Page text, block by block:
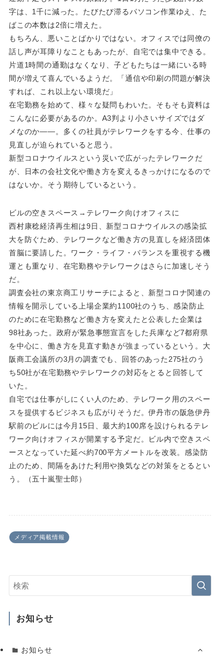
字は、1千に減った。たびたび滞るパソコン作業ゆえ、た
ばこの本数は2倍に増えた。
もちろん、悪いことばかりではない。オフィスでは同僚の
話し声が耳障りなこともあったが、自宅では集中できる。
片道1時間の通勤はなくなり、子どもたちは一緒にいる時
間が増えて喜んでいるようだ。「通信や印刷の問題が解決
すれば、これ以上ない環境だ」
在宅勤務を始めて、様々な疑問もわいた。そもそも資料は
こんなに必要があるのか。A3判より小さいサイズではダ
メなのか――。多くの社員がテレワークをする今、仕事の
見直しが迫られていると思う。
新型コロナウイルスという災いで広がったテレワークだ
が、日本の会社文化や働き方を変えるきっかけになるので
はないか。そう期待しているという。
ビルの空きスペース→テレワーク向けオフィスに
西村康稔経済再生相は9日、新型コロナウイルスの感染拡
大を防ぐため、テレワークなど働き方の見直しを経済団体
首脳に要請した。ワーク・ライフ・バランスを重視する機
運とも重なり、在宅勤務やテレワークはさらに加速しそう
だ。
調査会社の東京商工リサーチによると、新型コロナ関連の
情報を開示している上場企業約1100社のうち、感染防止
のために在宅勤務など働き方を変えたと公表した企業は
98社あった。政府が緊急事態宣言をした兵庫など7都府県
を中心に、働き方を見直す動きが強まっているという。大
阪商工会議所の3月の調査でも、回答のあった275社のう
ち50社が在宅勤務やテレワークの対応をとると回答して
いた。
自宅では仕事がしにくい人のため、テレワーク用のスペー
スを提供するビジネスも広がりそうだ。伊丹市の阪急伊丹
駅前のビルには今月15日、最大約100席を設けられるテレ
ワーク向けオフィスが開業する予定だ。ビル内で空きスペ
ースとなっていた延べ約700平方メートルを改装。感染防
止のため、間隔をあけた利用や換気などの対策をとるとい
う。（五十嵐聖士郎）
メディア掲載情報
お知らせ
お知らせ